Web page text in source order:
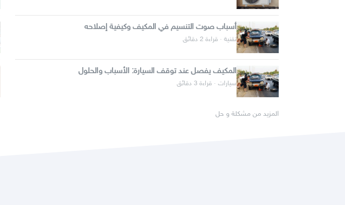
أسباب صوت التنسيم في المكيف وكيفية إصلاحه
تقنية · قراءة 2 دقائق
المكيف يفصل عند توقف السيارة: الأسباب والحلول
سيارات · قراءة 3 دقائق
المزيد من مشكلة و حل